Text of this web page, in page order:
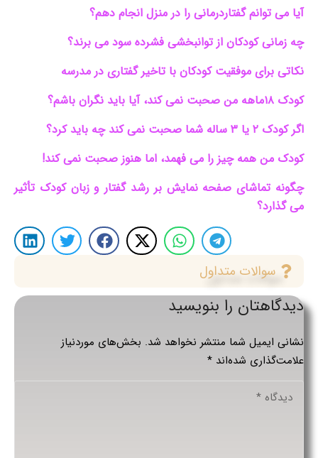
آیا می توانم گفتاردرمانی را در منزل انجام دهم؟
چه زمانی کودکان از توانبخشی فشرده سود می برند؟
نکاتی برای موفقیت کودکان با تاخیر گفتاری در مدرسه
کودک ۱۸ماهه من صحبت نمی کند، آیا باید نگران باشم؟
اگر کودک ۲ یا ۳ ساله شما صحبت نمی کند چه باید کرد؟
کودک من همه چیز را می فهمد، اما هنوز صحبت نمی کند!
چگونه تماشای صفحه نمایش بر رشد گفتار و زبان کودک تأثیر
می گذارد؟
سوالات متداول
دیدگاهتان را بنویسید
نشانی ایمیل شما منتشر نخواهد شد. بخش‌های موردنیاز
علامت‌گذاری شده‌اند *